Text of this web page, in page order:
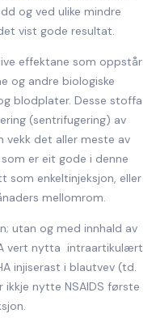
og ved ulike mindre
vist gode resultat.
effektane som oppstår
og andre biologiske
blodplater. Desse stoffa
(sentrifugering) av
vekk det aller meste av
er eit gode i denne
som enkeltinjeksjon, eller
mellomrom.
utan og med innhald av
vert nytta intraartikulært
injiserast i blautvev (td.
nytte NSAIDS første